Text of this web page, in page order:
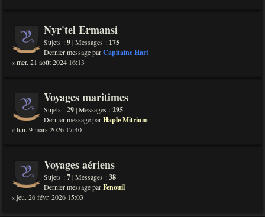
Nyr'tel Ermansi
Sujets :9| Messages : 175
Dernier message parCapitaine Hart
« mer. 21 août 2024 16:13
Voyages maritimes
Sujets :29| Messages :295
Dernier message parHaple Mitrium
« lun. 9 mars 2026 17:40
Voyages aériens
Sujets :7| Messages :38
Dernier message parFenouil
« jeu. 26 févr. 2026 15:03